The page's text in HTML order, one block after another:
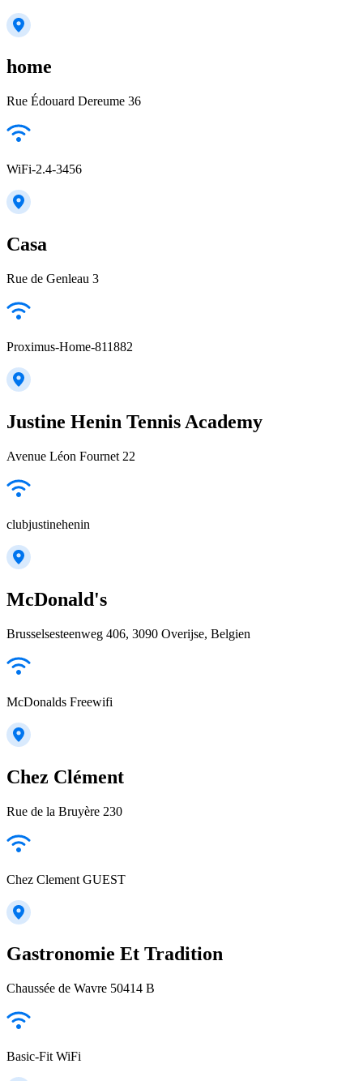
home
Rue Édouard Dereume 36
WiFi-2.4-3456
Casa
Rue de Genleau 3
Proximus-Home-811882
Justine Henin Tennis Academy
Avenue Léon Fournet 22
clubjustinehenin
McDonald's
Brusselsesteenweg 406, 3090 Overijse, Belgien
McDonalds Freewifi
Chez Clément
Rue de la Bruyère 230
Chez Clement GUEST
Gastronomie Et Tradition
Chaussée de Wavre 50414 B
Basic-Fit WiFi